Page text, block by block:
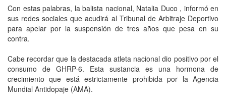
Con estas palabras, la balista nacional, Natalia Duco , informó en
sus redes sociales que acudirá al Tribunal de Arbitraje Deportivo
para apelar por la suspensión de tres años que pesa en su
contra.
Cabe recordar que la destacada atleta nacional dio positivo por el
consumo de GHRP-6. Esta sustancia es una hormona de
crecimiento que está estrictamente prohibida por la Agencia
Mundial Antidopaje (AMA).